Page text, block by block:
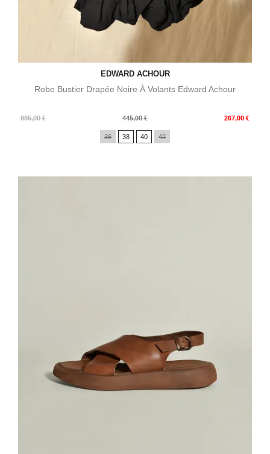
EDWARD ACHOUR
Robe Bustier Drapée Noire À Volants Edward Achour
885,00 €
Prix
445,00 € 267,00 €
Prix
36 38 40 42